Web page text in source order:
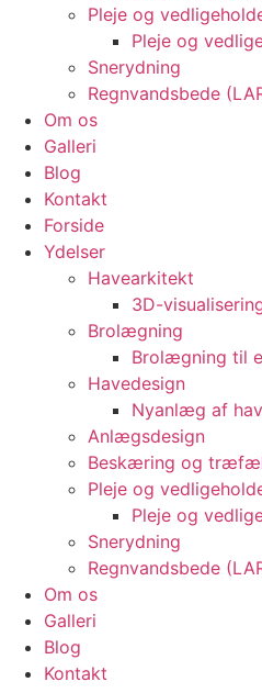
Pleje og
Pleje og
Snerydning
Regnvandsbede
Om os
Galleri
Blog
Kontakt
Forside
Ydelser
Havearkitekt
3D-
Brolægning
Brolægning til
Havedesign
Nyanlæg af
Anlægsdesign
Beskæring og
Pleje og
Pleje og
Snerydning
Regnvandsbede
Om os
Galleri
Blog
Kontakt